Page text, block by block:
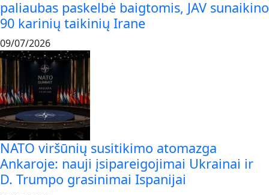
paliaubas paskelbė baigtomis, JAV sunaikino
90 karinių taikinių Irane
09/07/2026
NATO viršūnių susitikimo atomazga
Ankaroje: nauji įsipareigojimai Ukrainai ir
D. Trumpo grasinimai Ispanijai